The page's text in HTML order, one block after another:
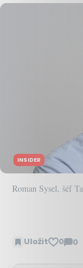
INSIDER
Roman Sysel, šéf
Uložit 0 0